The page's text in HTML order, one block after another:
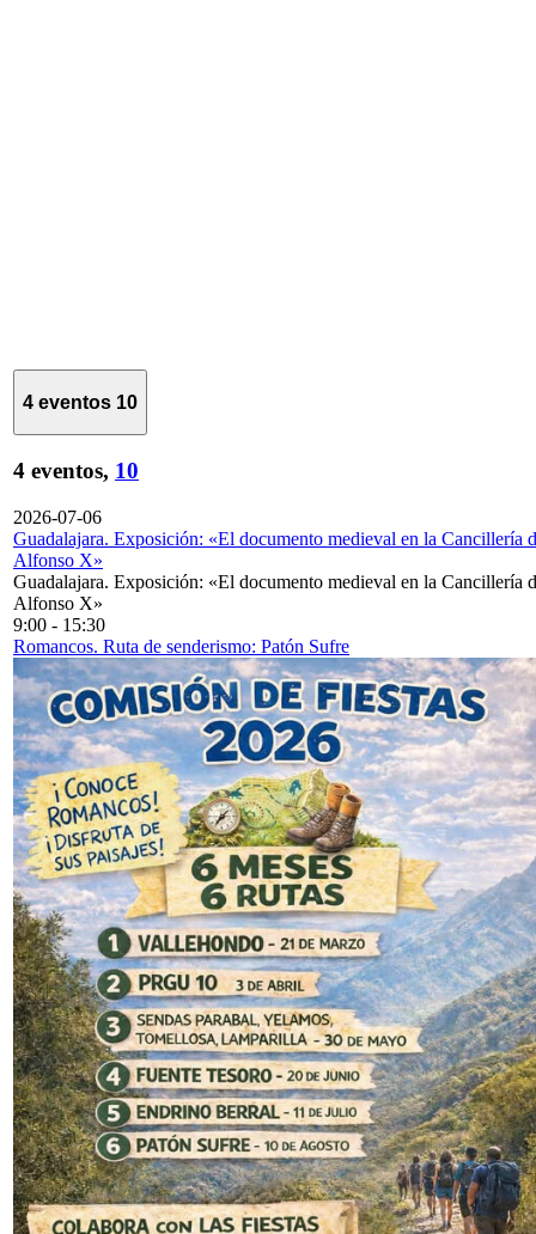
4 eventos 10
4 eventos, 10
2026-07-06
Guadalajara. Exposición: «El documento medieval en la Cancillería
Alfonso X»
Guadalajara. Exposición: «El documento medieval en la Cancillería
Alfonso X»
9:00 - 15:30
Romancos. Ruta de senderismo: Patón Sufre